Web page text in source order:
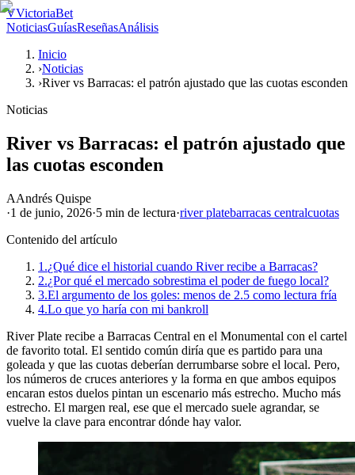
VVictoriaBet
NoticiasGuíasReseñasAnálisis
Inicio
›Noticias
›River vs Barracas: el patrón ajustado que las cuotas esconden
Noticias
River vs Barracas: el patrón ajustado que
las cuotas esconden
AAndrés Quispe
·1 de junio, 2026·5 min de lectura·river platebarracas centralcuotas
Contenido del artículo
1.¿Qué dice el historial cuando River recibe a Barracas?
2.¿Por qué el mercado sobrestima el poder de fuego local?
3.El argumento de los goles: menos de 2.5 como lectura fría
4.Lo que yo haría con mi bankroll
River Plate recibe a Barracas Central en el Monumental con el cartel
de favorito total. El sentido común diría que es partido para una
goleada y que las cuotas deberían derrumbarse sobre el local. Pero,
los números de cruces anteriores y la forma en que ambos equipos
encaran estos duelos pintan un escenario más estrecho. Mucho más
estrecho. El margen real, ese que el mercado suele agrandar, se
vuelve la clave para encontrar dónde hay valor.